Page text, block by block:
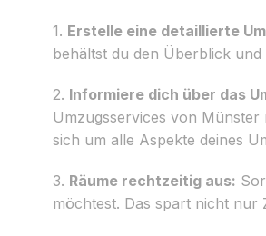
1. Erstelle eine detaillierte
behältst du den Überblick
2. Informiere dich über das
Umzugsservices von
sich um alle Aspekte deines
3. Räume rechtzeitig aus:
möchtest. Das spart nicht nur